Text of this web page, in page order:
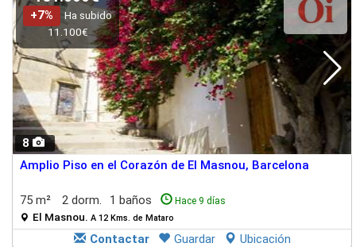
8
+7%
Ha subido
11.100€
Amplio Piso en el Corazón de El Masnou, Barcelona
75 m² 2 dorm. 1 baños Hace 9 días
El Masnou. A 12 Kms. de Mataro
Contactar Guardar Ubicación